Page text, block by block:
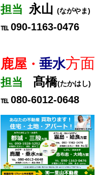
担当 永山 (ながやま)
℡ 090-1163-0476
鹿屋 ・ 垂水方面
担当 髙橋(たかはし)
℡ 080-6012-0648